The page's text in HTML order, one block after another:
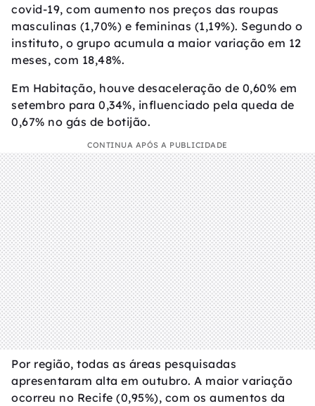
covid-19, com aumento nos preços das roupas
masculinas (1,70%) e femininas (1,19%). Segundo o
instituto, o grupo acumula a maior variação em 12
meses, com 18,48%.
Em Habitação, houve desaceleração de 0,60% em
setembro para 0,34%, influenciado pela queda de
0,67% no gás de botijão.
CONTINUA APÓS A PUBLICIDADE
Por região, todas as áreas pesquisadas
apresentaram alta em outubro. A maior variação
ocorreu no Recife (0,95%), com os aumentos da